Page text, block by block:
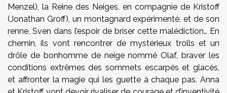
Menzel), la Reine des Neiges, en compagnie de Kristoff
(Jonathan Groff), un montagnard expérimenté, et de son
renne, Sven dans l’espoir de briser cette malédiction… En
chemin, ils vont rencontrer de mystérieux trolls et un
drôle de bonhomme de neige nommé Olaf, braver les
conditions extrêmes des sommets escarpés et glacés,
et affronter la magie qui les guette à chaque pas. Anna